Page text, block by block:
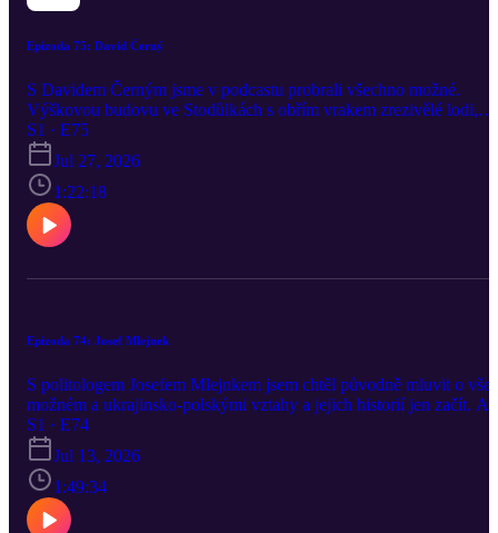
Epizoda 75: David Černý
S Davidem Černým jsme v podcastu probrali všechno možné.
Výškovou budovu ve Stodůlkách s obřím vrakem zrezivělé lodi,
která právě získala stavební povolení. Obchodní dům Máj a
barvu zavěšených letadel. Spolupráci s developery, postoj k
veřejným penězům i Dvorecký most. Vášeň pro létání, elektrickou
monokolku a věčně rozkopanou Prahu. Přišla řeč i na pracovní
vytížení a (ne)schopnost odpočívat.
S1 · E75
Jul 27, 2026
1:22:18
Epizoda 74: Josef Mlejnek
S politologem Josefem Mlejnkem jsem chtěl původně mluvit o
možném a ukrajinsko-polskými vztahy a jejich historií jen začít.
bylo to tak zajímavé a strhující, že jsme zůstali takřka výhradně u
toho – také proto, že znalosti hosta představují nekonečný a živý
gejzír a matérie je to skutečně festovně komplikovaná. Nakonec
však přece jen došlo třeba i na Bulgakova nebo Katyň.
S1 · E74
Jul 13, 2026
1:49:34